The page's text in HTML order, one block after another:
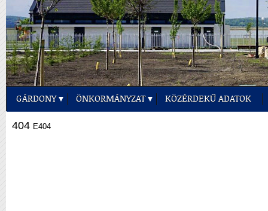
GÁRDONY ÖNKORMÁNYZAT KÖZÉRDEKŰ ADATOK
404 E404